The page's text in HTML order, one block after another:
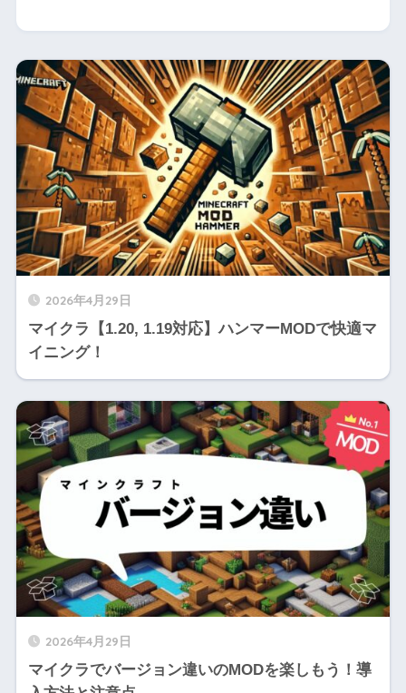
2026年4月29日
マイクラ【1.20, 1.19対応】ハンマーMODで快適マ
イニング！
2026年4月29日
マイクラでバージョン違いのMODを楽しもう！導